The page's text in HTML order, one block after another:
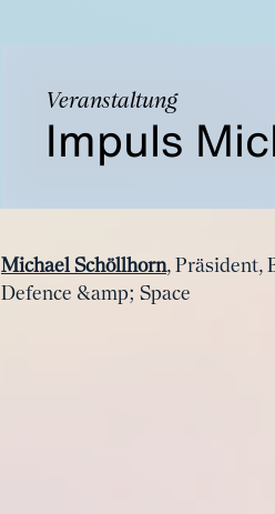
Veranstaltung
Impuls
Michael Schöllhorn, Präsident,
Defence &amp; Space